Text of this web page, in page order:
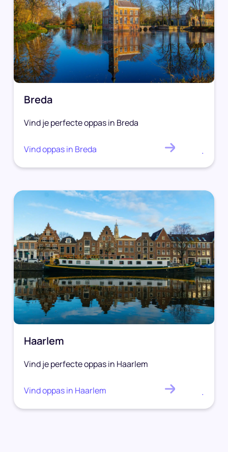
Breda
Vind je perfecte oppas in Breda
Vind oppas in Breda .
Haarlem
Vind je perfecte oppas in Haarlem
Vind oppas in Haarlem .